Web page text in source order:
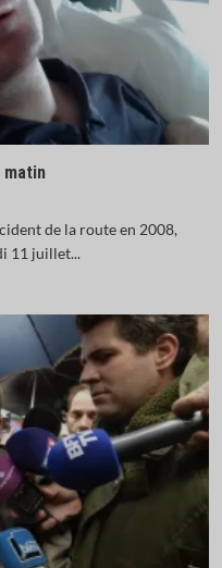
de la route en 2008,
11 juillet...